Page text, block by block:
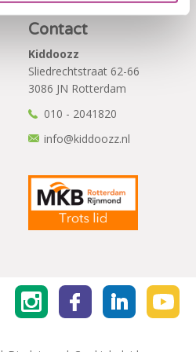
Contact
Kiddoozz
Sliedrechtstraat 62-66
3086 JN Rotterdam
010 - 2041820
info@kiddoozz.nl